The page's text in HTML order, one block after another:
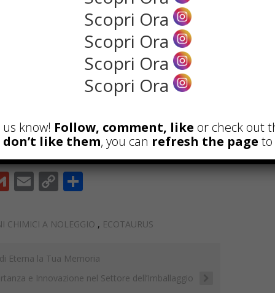
G
ai
E
ai
C
p
Li
n
n
vi
di
CHIMICI A NOLEGGIO , ECOTAURUS
Eterna la Tua Memoria
e Innovazione nel Settore dell’Imballaggio
Scopri Ora
Scopri Ora
Scopri Ora
Scopri Ora
know! Follow, comment, like or check out
like them, you can refresh the page to